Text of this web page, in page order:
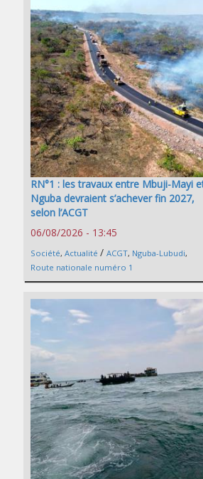
RN°1 : les travaux entre Mbuji-Mayi
Nguba devraient s’achever fin 2027,
selon l’ACGT
06/08/2026 - 13:45
Société, Actualité / ACGT, Nguba-Lubudi,
Route nationale numéro 1